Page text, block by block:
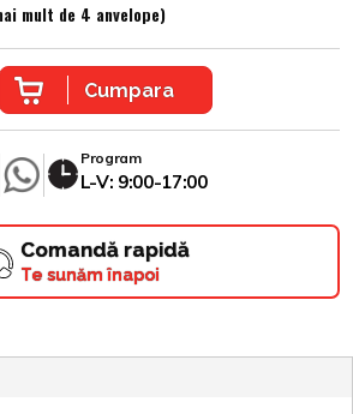
mult de 4 anvelope)
Cumpara
Program
L-V: 9:00-17:00
Comandă rapidă
Te sunăm înapoi